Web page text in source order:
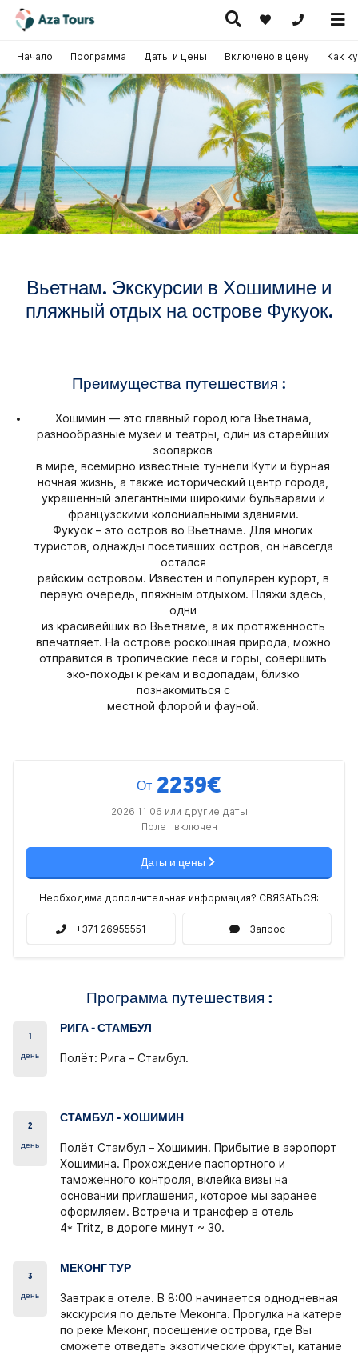
+371
Путешествие
Горячие
предложения
Вьетнам. Экскурсии в Хошимине и
пляжный отдых на острове Фукуок.
Начало Программа Даты и цены Включено в цену Как
Преимущества путешествия :
Хошимин — это главный город юга Вьетнама,
разнообразные музеи и театры, один из старейших
зоопарков
в мире, всемирно известные туннели Кути и бурная
ночная жизнь, а также исторический центр города,
украшенный элегантными широкими бульварами и
французскими колониальными зданиями.
Фукуок – это остров во Вьетнаме. Для многих
туристов, однажды посетивших остров, он навсегда
остался
райским островом. Известен и популярен курорт, в
первую очередь, пляжным отдыхом. Пляжи здесь,
одни
из красивейших во Вьетнаме, а их протяженность
впечатляет. На острове роскошная природа, можно
отправится в тропические леса и горы, совершить
эко-походы к рекам и водопадам, близко
познакомиться с
местной флорой и фауной.
От 2239€
2026 11 06 или другие даты
Полет включен
Даты и цены
Необходима дополнительная информация? СВЯЗАТЬСЯ:
+371 26955551 Запрос
Программа путешествия :
1
день
РИГА - СТАМБУЛ
Полёт: Рига – Стамбул.
2
день
СТАМБУЛ - ХОШИМИН
Полёт Стамбул – Хошимин. Прибытие в аэропорт
Хошимина. Прохождение паспортного и
таможенного контроля, вклейка визы на
основании приглашения, которое мы заранее
оформляем. Встреча и трансфер в отель
4* Tritz, в дороге минут ~ 30.
3
день
МЕКОНГ ТУР
Завтрак в отеле. В 8:00 начинается однодневная
экскурсия по дельте Меконга. Прогулка на катере
по реке Меконг, посещение острова, где Вы
сможете отведать экзотические фрукты, катание